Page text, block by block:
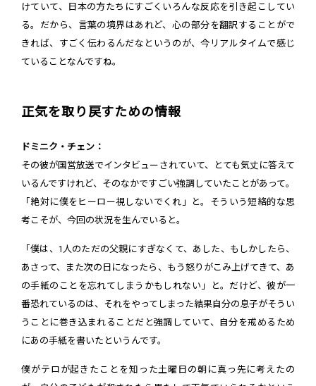
けていて、日本の方たちにすごくいろんな反応を引き起こしてい
る。だから、言葉の境界はあれど、心の部分を翻訳することがで
きれば、すごく伝わるんだなというのが、今リアルタイムで感じ
ていることなんですね。
正気を取り戻すための情報
ドミニク・チェン：
その彼が国営放送でインタビューされていて、とても気丈に答えて
いるんですけれど、そのなかですごい強調していたことがあって。
「絶対に僕をヒーロー視しないでくれ」と。そういう短絡的な思
考こそが、今回の状況を生んでいると。
「僕は、1人のただの父親にすぎなくて、あした、もしかしたら、
あさって、また次の日になったら、もう怒りがこみ上げてきて、あ
の手紙のことを忘れてしまうかもしれない」と。だけど、彼が一
番恐れているのは、それをやってしまった結果自分の息子がそうい
うことに巻き込まれることだと強調していて、自分を戒めるため
にあの手紙を書いたというんです。
僕がテロが起きたことを知った土曜日の朝に真っ先に考えたの